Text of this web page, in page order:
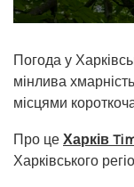
Погода у
мінлива
місцями
Про це Харків
Харківського